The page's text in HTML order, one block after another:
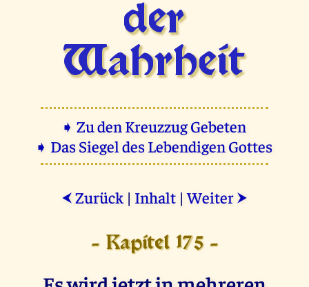
der
Wahrheit
➧ Zu den Kreuzzug Gebeten
➧ Das Siegel des Lebendigen Gottes
⮜ Zurück | Inhalt |Weiter ⮞
- Kapitel 175 -